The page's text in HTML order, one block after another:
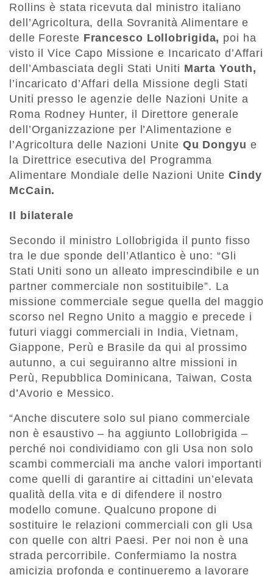
Rollins è stata ricevuta dal ministro italiano
dell’Agricoltura, della Sovranità Alimentare e
delle Foreste Francesco Lollobrigida, poi ha
visto il Vice Capo Missione e Incaricato d’Affari
dell’Ambasciata degli Stati Uniti Marta Youth,
l’incaricato d’Affari della Missione degli Stati
Uniti presso le agenzie delle Nazioni Unite a
Roma Rodney Hunter, il Direttore generale
dell’Organizzazione per l’Alimentazione e
l’Agricoltura delle Nazioni Unite Qu Dongyu e
la Direttrice esecutiva del Programma
Alimentare Mondiale delle Nazioni Unite Cindy
McCain.
Il bilaterale
Secondo il ministro Lollobrigida il punto fisso
tra le due sponde dell’Atlantico è uno: “Gli
Stati Uniti sono un alleato imprescindibile e un
partner commerciale non sostituibile”. La
missione commerciale segue quella del maggio
scorso nel Regno Unito a maggio e precede i
futuri viaggi commerciali in India, Vietnam,
Giappone, Perù e Brasile da qui al prossimo
autunno, a cui seguiranno altre missioni in
Perù, Repubblica Dominicana, Taiwan, Costa
d’Avorio e Messico.
“Anche discutere solo sul piano commerciale
non è esaustivo – ha aggiunto Lollobrigida –
perché noi condividiamo con gli Usa non solo
scambi commerciali ma anche valori importanti
come quelli di garantire ai cittadini un’elevata
qualità della vita e di difendere il nostro
modello comune. Qualcuno propone di
sostituire le relazioni commerciali con gli Usa
con quelle con altri Paesi. Per noi non è una
strada percorribile. Confermiamo la nostra
amicizia profonda e continueremo a lavorare